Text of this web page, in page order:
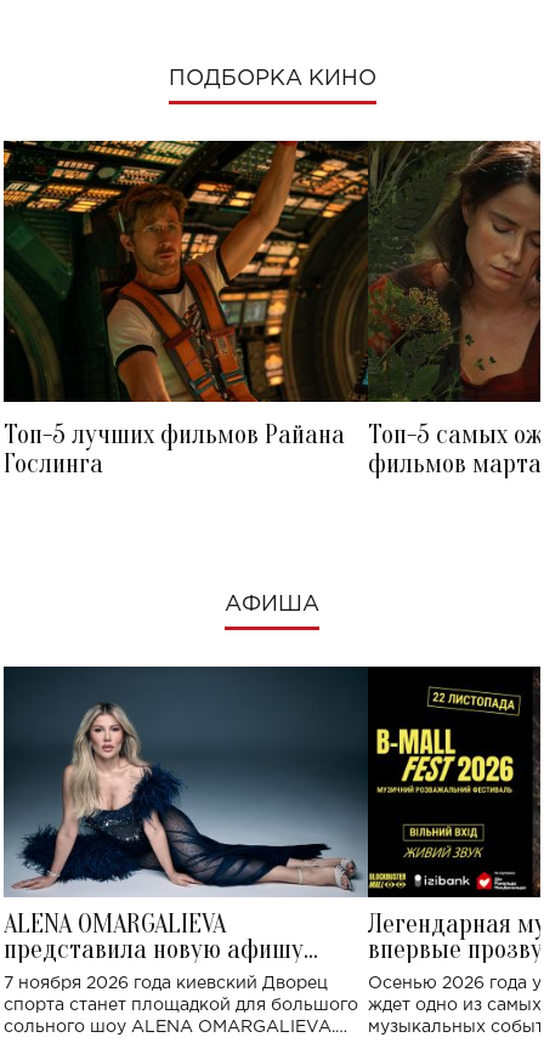
ПОДБОРКА КИНО
Топ-5 лучших фильмов Райана
Гослинга
Топ-5 самых
фильмов
АФИША
ALENA OMARGALIEVA
представила новую афишу
большого концерта во Дворце
спорта
7 ноября 2026 года киевский Дворец
спорта станет площадкой для большого
сольного шоу ALENA OMARGALIEVA.
Легендарная
впервые
Украине: где
Осенью 2026 года
ждет одно из
музыкальных